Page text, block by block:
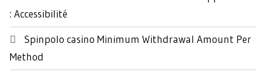
:: Accessibilité
Spinpolo casino Minimum Withdrawal Amount Per
Method